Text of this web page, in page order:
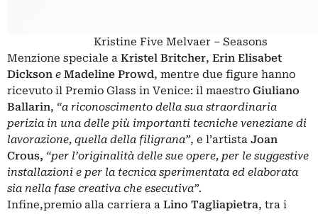
Kristine Five Melvaer – Seasons
Menzione speciale a Kristel Britcher, Erin Elisabet
Dickson e Madeline Prowd, mentre due figure hanno
ricevuto il Premio Glass in Venice: il maestro Giuliano
Ballarin, “a riconoscimento della sua straordinaria
perizia in una delle più importanti tecniche veneziane di
lavorazione, quella della filigrana”, e l’artista Joan
Crous, “per l’originalità delle sue opere, per le suggestive
installazioni e per la tecnica sperimentata ed elaborata
sia nella fase creativa che esecutiva”.
Infine,premio alla carriera a Lino Tagliapietra, tra i